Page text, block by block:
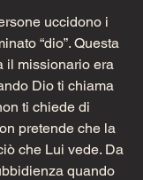
uccidono i
“dio”. Questa
il missionario era
Dio ti chiama
ti chiede di
pretende che la
che Lui vede. Da
quando